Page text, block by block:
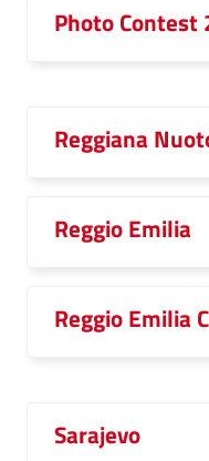
Photo Contest
Reggiana
Reggio Emilia
Reggio Emilia
Sarajevo